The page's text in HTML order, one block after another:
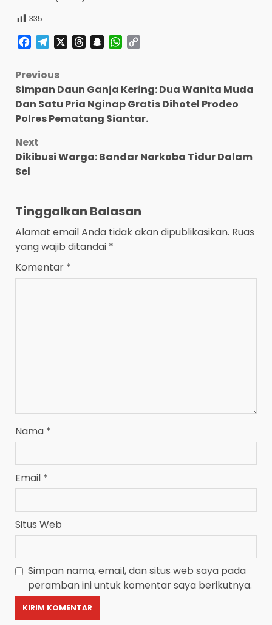
335
Facebook
TelegramThreadsSnapchatWhatsApp
Post
navigation
Previous
Simpan Daun Ganja Kering: Dua Wanita Muda
Dan Satu Pria Nginap Gratis Dihotel Prodeo
Polres Pematang Siantar.
Next
Dikibusi Warga: Bandar Narkoba Tidur Dalam
Sel
Tinggalkan Balasan
Alamat email Anda tidak akan dipublikasikan. Ruas
yang wajib ditandai *
Komentar *
Nama *
Email *
Situs Web
Simpan nama, email, dan situs web saya pada
peramban ini untuk komentar saya berikutnya.